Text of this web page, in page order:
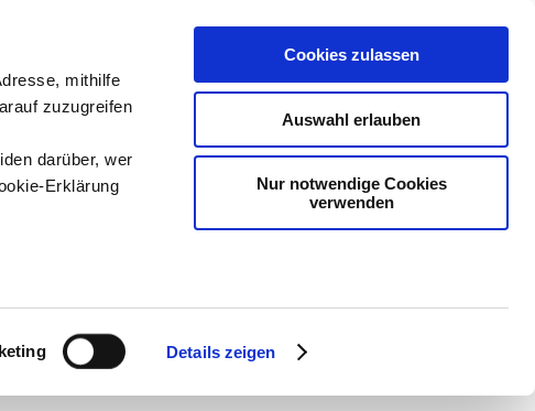
mithilfe
zuzugreifen
darüber, wer
Erklärung
Ihre
Details zeigen
Cookies zulassen
Auswahl erlauben
Nur notwendige Cookies
verwenden
-
teachSam